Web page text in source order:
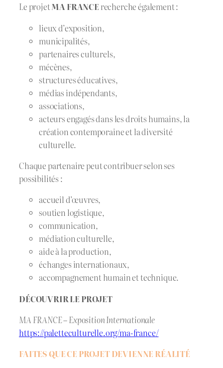
Le projetMA FRANCErecherche également :
lieux d’exposition,
municipalités,
partenaires culturels,
mécènes,
structures éducatives,
médias indépendants,
associations,
acteurs engagés dans les droits humains, la
création contemporaine et la diversité
culturelle.
Chaque partenaire peut contribuer selon ses
possibilités :
accueil d’œuvres,
soutien logistique,
communication,
médiation culturelle,
aide à la production,
échanges internationaux,
accompagnement humain et technique.
DÉCOUVRIR LE PROJET
MA FRANCE – Exposition Internationale
https://paletteculturelle.org/ma-france/
FAITES QUE CE PROJET DEVIENNE RÉALITÉ